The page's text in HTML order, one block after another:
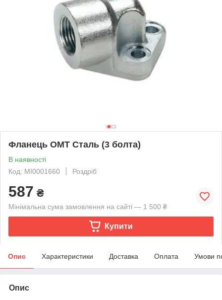
Фланець OMT Сталь (3 болта)
В наявності
Код: MI0001660
Роздріб
587 ₴
Мінімальна сума замовлення на сайті — 1 500 ₴
Купити
Опис Характеристики Доставка Оплата Умови
Опис